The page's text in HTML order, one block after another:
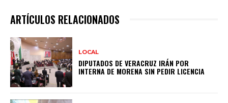
ARTÍCULOS RELACIONADOS
LOCAL
DIPUTADOS DE VERACRUZ IRÁN POR
INTERNA DE MORENA SIN PEDIR LICENCIA